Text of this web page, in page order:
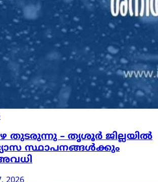
തുടരുന്നു – തൃശൂർ ജില്ലയിൽ
സ്ഥാപനങ്ങൾക്കും